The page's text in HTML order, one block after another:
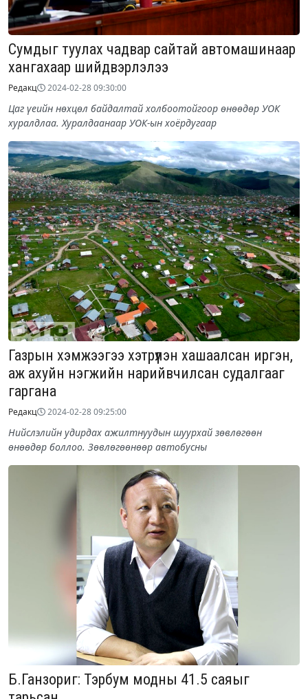
Сумдыг туулах чадвар сайтай автомашинаар
хангахаар шийдвэрлэлээ
Редакц 2024-02-28 09:30:00
Цаг үеийн нөхцөл байдалтай холбоотойгоор өнөөдөр УОК
хуралдлаа. Хуралдаанаар УОК-ын хоёрдугаар
Газрын хэмжээгээ хэтрүүлэн хашаалсан иргэн,
аж ахуйн нэгжийн нарийвчилсан судалгааг
гаргана
Редакц 2024-02-28 09:25:00
Нийслэлийн удирдах ажилтнуудын шуурхай зөвлөгөөн
өнөөдөр боллоо. Зөвлөгөөнөөр автобусны
Б.Ганзориг: Тэрбум модны 41.5 саяыг